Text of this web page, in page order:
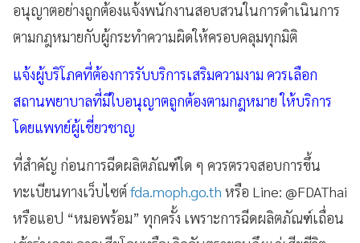
อนุญาตอย่างถูกต้องแจ้งพนักงานสอบสวนในการดำเนินการ
ตามกฎหมายกับผู้กระทำความผิดให้ครอบคลุมทุกมิติ
แจ้งผู้บริโภคที่ต้องการรับบริการเสริมความงาม ควรเลือก
สถานพยาบาลที่มีใบอนุญาตถูกต้องตามกฎหมาย ให้บริการ
โดยแพทย์ผู้เชี่ยวชาญ
ที่สำคัญ ก่อนการฉีดผลิตภัณฑ์ใด ๆ ควรตรวจสอบการขึ้น
ทะเบียนทางเว็บไซต์ fda.moph.go.th หรือ Line: @FDAThai
หรือแอป “หมอพร้อม” ทุกครั้ง เพราะการฉีดผลิตภัณฑ์เถื่อน